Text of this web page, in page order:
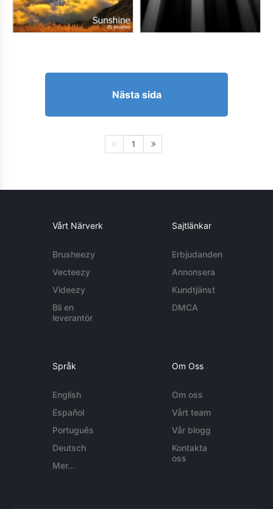
Nästa sida
1
Vårt Närverk
Brusheezy
Vecteezy
Videezy
Bli en
leverantör
Sajtlänkar
Erbjudanden
Annonsera
Kundtjänst
DMCA
Språk
English
Español
Português
Deutsch
Mer...
Om Oss
Om oss
Vårt team
Vår blogg
Kontakta
oss